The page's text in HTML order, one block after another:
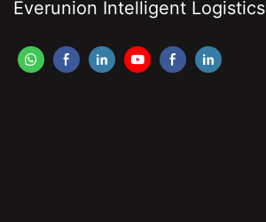
Everunion Intelligent Logistics